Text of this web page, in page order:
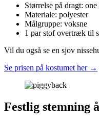
Størrelse på dragt: one
Materiale: polyester
Målgruppe: voksne
1 par stof overtræk til
Vil du også se en sjov
Se prisen på kostumet her →
Festlig stemning